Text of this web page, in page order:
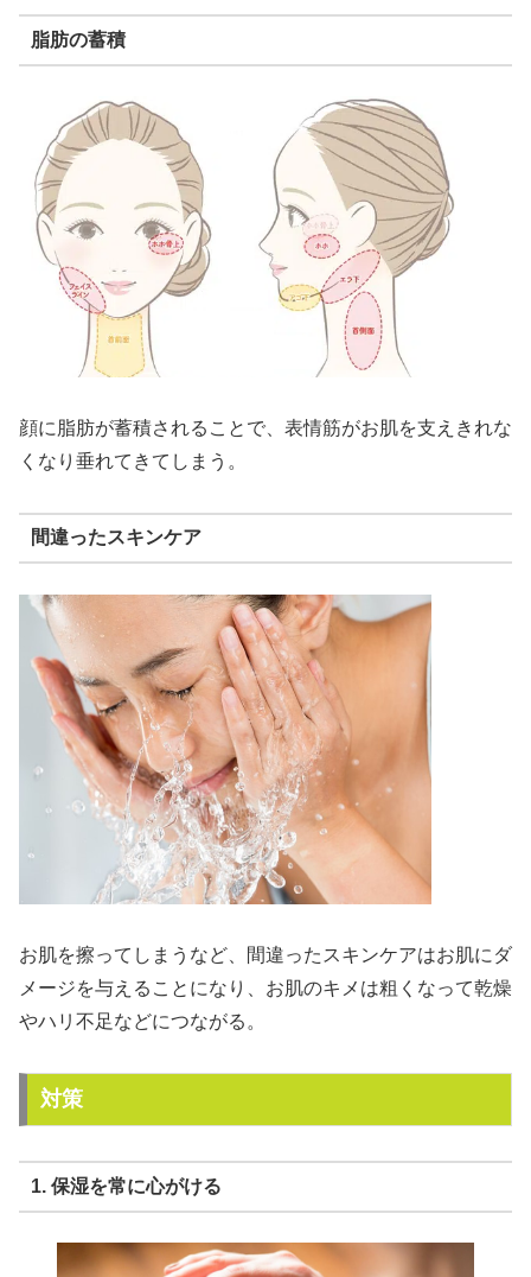
脂肪の蓄積
顔に脂肪が蓄積されることで、表情筋がお肌を支えきれな
くなり垂れてきてしまう。
間違ったスキンケア
お肌を擦ってしまうなど、間違ったスキンケアはお肌にダ
メージを与えることになり、お肌のキメは粗くなって乾燥
やハリ不足などにつながる。
対策
1. 保湿を常に心がける